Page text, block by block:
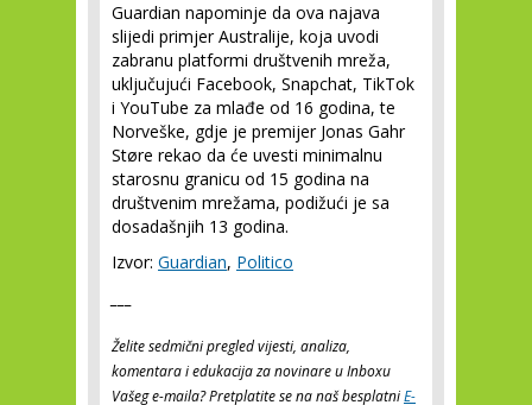
Guardian napominje da ova najava
slijedi primjer Australije, koja uvodi
zabranu platformi društvenih mreža,
uključujući Facebook, Snapchat, TikTok
i YouTube za mlađe od 16 godina, te
Norveške, gdje je premijer Jonas Gahr
Støre rekao da će uvesti minimalnu
starosnu granicu od 15 godina na
društvenim mrežama, podižući je sa
dosadašnjih 13 godina.
Izvor: Guardian, Politico
Želite sedmični pregled vijesti, analiza,
komentara i edukacija za novinare u Inboxu
Vašeg e-maila? Pretplatite se na naš besplatniE-